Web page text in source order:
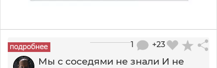
+23
1
Мы с соседями не знали И не